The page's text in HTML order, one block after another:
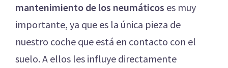
mantenimiento de los neumáticos es muy
importante, ya que es la única pieza de
nuestro coche que está en contacto con el
suelo. A ellos les influye directamente